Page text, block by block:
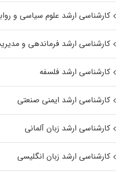
کارشناسی ارشد علوم سیاسی و
کارشناسی ارشد فرماندهی و
کارشناسی ارشد فلسفه
کارشناسی ارشد ایمنی صنعتی
کارشناسی ارشد زبان آلمانی
کارشناسی ارشد زبان انگلیسی